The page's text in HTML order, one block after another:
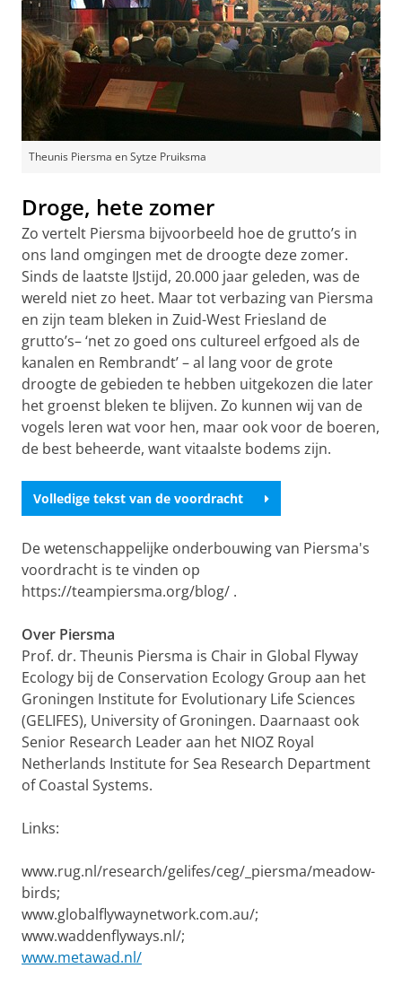
Theunis Piersma en Sytze Pruiksma
Droge, hete zomer
Zo vertelt Piersma bijvoorbeeld hoe de grutto’s in
ons land omgingen met de droogte deze zomer.
Sinds de laatste IJstijd, 20.000 jaar geleden, was de
wereld niet zo heet. Maar tot verbazing van Piersma
en zijn team bleken in Zuid-West Friesland de
grutto’s– ‘net zo goed ons cultureel erfgoed als de
kanalen en Rembrandt’ – al lang voor de grote
droogte de gebieden te hebben uitgekozen die later
het groenst bleken te blijven. Zo kunnen wij van de
vogels leren wat voor hen, maar ook voor de boeren,
de best beheerde, want vitaalste bodems zijn.
Volledige tekst van de voordracht
De wetenschappelijke onderbouwing van Piersma's
voordracht is te vinden op
https://teampiersma.org/blog/ .
Over Piersma
Prof. dr. Theunis Piersma is Chair in Global Flyway
Ecology bij de Conservation Ecology Group aan het
Groningen Institute for Evolutionary Life Sciences
(GELIFES), University of Groningen. Daarnaast ook
Senior Research Leader aan het NIOZ Royal
Netherlands Institute for Sea Research Department
of Coastal Systems.
Links:
www.rug.nl/research/gelifes/ceg/_piersma/meadow-
birds;
www.globalflywaynetwork.com.au/;
www.waddenflyways.nl/;
www.metawad.nl/